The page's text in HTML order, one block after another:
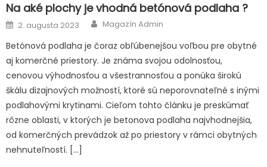
Na aké plochy je vhodná betónová podlaha ?
Posted
on
2. augusta 2023 Author
Magazín Admin
Betónová podlaha je čoraz obľúbenejšou voľbou pre obytné
aj komerčné priestory. Je známa svojou odolnosťou,
cenovou výhodnosťou a všestrannosťou a ponúka širokú
škálu dizajnových možností, ktoré sú neporovnateľné s inými
podlahovými krytinami. Cieľom tohto článku je preskúmať
rôzne oblasti, v ktorých je betonova podlaha najvhodnejšia,
od komerčných prevádzok až po priestory v rámci obytných
nehnuteľností. […]